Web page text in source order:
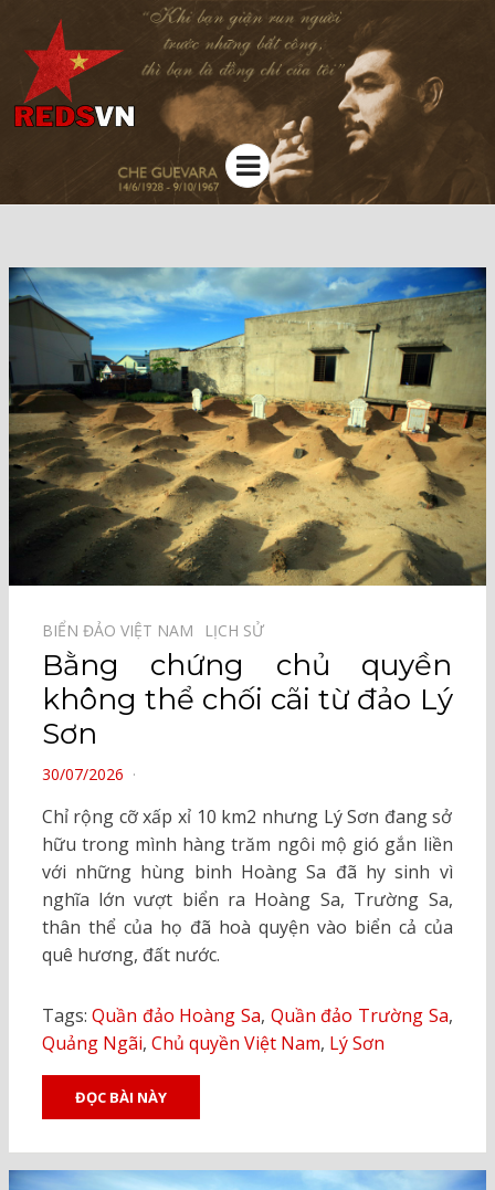
Kênh chia sẻ tri thức cộng đồng
Menu
BIỂN ĐẢO VIỆT NAM⠀ LỊCH SỬ⠀
Bằng chứng chủ quyền
không thể chối cãi từ đảo Lý
Sơn
POSTED
30/07/2026
Chỉ rộng cỡ xấp xỉ 10 km2 nhưng Lý Sơn đang sở
hữu trong mình hàng trăm ngôi mộ gió gắn liền
với những hùng binh Hoàng Sa đã hy sinh vì
nghĩa lớn vượt biển ra Hoàng Sa, Trường Sa,
thân thể của họ đã hoà quyện vào biển cả của
quê hương, đất nước.
Tags:Quần đảo Hoàng Sa, Quần đảo Trường Sa,
Quảng Ngãi, Chủ quyền Việt Nam, Lý Sơn
ĐỌC BÀI NÀY